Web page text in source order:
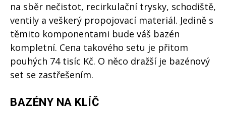
na sběr nečistot, recirkulační trysky, schodiště,
ventily a veškerý propojovací materiál. Jedině s
těmito komponentami bude váš bazén
kompletní. Cena takového setu je přitom
pouhých 74 tisíc Kč. O něco dražší je bazénový
set se zastřešením.
BAZÉNY NA KLÍČ